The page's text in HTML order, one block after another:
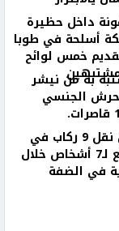
داخل حظيرة
أسلحة في طوبا
خمس لوائح
به من نيشر
الجنسي
ضبط سائق نقل 9 ركاب في
مركبة تتسع لـ7 أشخاص خلال
في الضفة